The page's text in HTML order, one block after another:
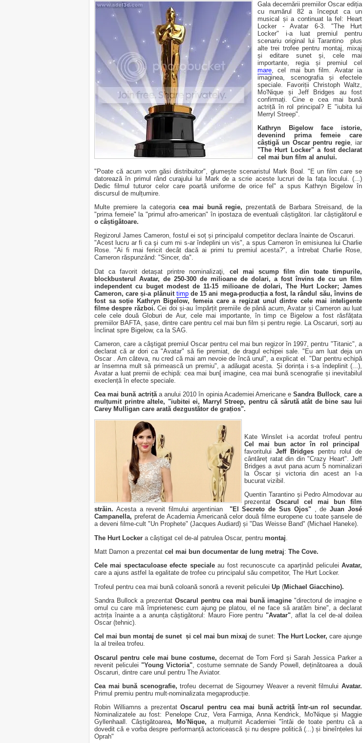
Gala decernării premiilor Oscar ediția
cu numărul 82 a început ca un
musical și a continuat la fel: Heart
Locker - Avatar 6-3. "The Hurt
Locker" i-a luat premiul pentru
scenariu original lui Tarantino plus
alte trei trofee pentru montaj, mixaj
și editare sunet și, cele mai
importante, regia și premiul cel
mare, cel mai bun film. Avatar ia
imaginea, scenografia și efectele
speciale. Favoriții Christoph Waltz,
Mo'Nique și Jeff Bridges au fost
confirmați. Cine e cea mai bună
actriță în rol principal? E "iubita lui
Merryl Streep".
Kathryn Bigelow face istorie,
devenind prima femeie care
câștigă un Oscar pentru regie, iar
"The Hurt Locker" a fost declarat
cel mai bun film al anului.
"Poate că acum vom găsi distribuitor", glumește scenaristul Mark Boal. "E un film care se
datorează în primul rând curajului lui Mark de a scrie aceste lucruri de la fața locului. (...)
Dedic filmul tuturor celor care poartă uniforme de orice fel" a spus Kathryn Bigelow în
discursul de mulțumire.
Multe premiere la categoria cea mai bună regie, prezentată de Barbara Streisand, de la
"prima femeie" la "primul afro-american" în ipostaza de eventuali câștigători. Iar câștigătorul e
o câștigătoare.
Regizorul James Cameron, fostul ei soț și principalul competitor declara înainte de Oscaruri.
"Acest lucru ar fi ca şi cum mi s-ar îndeplini un vis", a spus Cameron în emisiunea lui Charlie
Rose. "Ai fi mai fericit decât dacă ai primi tu premiul acesta?", a întrebat Charlie Rose,
Cameron răspunzând: "Sincer, da".
Dat ca favorit detașat printre nominalizaţi,
cel mai scump film din toate timpurile,
blockbusterul Avatar, de 250-300 de milioane de dolari, a fost învins de cu un film
independent cu buget modest de 11-15 milioane de dolari, The Hurt Locker; James
Cameron,care și-a plănuit timpde 15 ani mega-producțiaa fost, la rândul său, învins de
fost sa soție Kathryn Bigelow, femeia care a regizat unul dintre cele mai inteligente
filme despre război. Cei doi și-au împărțit premiile de până acum, Avatar și Cameron au luat
cele cele două Globuri de Aur, cele mai importante, în timp ce Bigelow a fost răsfățata
premiilor BAFTA, șase, dintre care pentru cel mai bun film și pentru regie. La Oscaruri, sorți au
înclinat spre Bigelow, ca la SAG.
Cameron, care a câştigat premiul Oscar pentru cel mai bun regizor în 1997, pentru "Titanic", a
declarat că ar dori ca "Avatar" să fie premiat, de dragul echipei sale. "Eu am luat deja un
Oscar . Am câteva, nu cred că mai am nevoie de încă unul", a explicat el. "Dar pentru echipă
ar însemna mult să primească un premiu", a adăugat acesta. Și dorința i s-a îndeplinit (...),
Avatar a luat premii de echipă: cea mai bun[ imagine, cea mai bună scenografie și inevitabilul
execlență în efecte speciale.
Cea mai bună actriță a anului 2010 în opinia Academiei Americane eSandra Bullock, care a
mulțumit printre altele, "iubitei ei, Marryl Streep, pentru că sărută atât de bine sau lui
Carey Mulligan care arată dezgustător de grațios".
Kate Winslet i-a acordat trofeul pentru
Cel mai bun actor în rol principal
favorituluiJeff Bridges pentru rolul de
cântăreț ratat din din "Crazy Heart". Jeff
Bridges a avut pana acum 5 nominalizari
la Oscar și victoria din acest an l-a
bucurat vizibil.
Quentin Tarantino și Pedro Almodovar au
prezentat Oscarul cel mai bun film
străin. Acesta a revenit filmului argentinian "El Secreto de Sus Ojos" , deJuan José
Campanella, preferat de Academia Americană celor două filme europene cu toate șansele de
a deveni filme-cult "Un Prophete" (Jacques Audiard) și "Das Weisse Band" (Michael Haneke).
The Hurt Locker a câștigat cel de-al patrulea Oscar, pentru montaj
Matt Damon a prezentat cel mai bun documentar de lung metraj: The Cove.
Cele mai spectaculoase efecte specialeau fost recunoscute ca aparținâd peliculei Avatar,
care a ajuns astfel la egalitate de trofee cu principalul său competitor, The Hurt Locker.
Trofeul pentru cea mai bună coloană sonoră a revenit peliculei Up (Michael Giacchino).
Sandra Bullock a prezentatOscarul pentru cea mai bună imagine "directorul de imagine e
omul cu care mă împrietenesc cum ajung pe platou, el ne face să aratăm bine", a declarat
actrița înainte a a anunța câștigătorul: Mauro Fiore pentru "Avatar", aflat la cel de-al doilea
Oscar (tehnic).
Cel mai bun montaj de sunet și cel mai bun mixaj de sunet: The Hurt Locker, care ajunge
la al treilea trofeu.
Oscarul pentru cele mai bune costume, decernat de Tom Ford și Sarah Jessica Parker a
revenit peliculei "Young Victoria", costume semnate de Sandy Powell, deținătoarea a două
Oscaruri, dintre care unul pentru The Aviator.
Cea mai bună scenografie, trofeu decernat de Sigourney Weaver a revenit filmului Avatar.
Primul premiu pentru mult-nominalizata megaproducție.
Robin Williamns a prezentatOscarul pentru cea mai bună actriță într-un rol secundar.
Nominalizatele au fost: Penelope Cruz, Vera Farmiga, Anna Kendrick, Mo'Nique și Maggie
Gyllenhaall. Câștigătoarea, Mo'Nique, a mulțumit Academiei "întâi de toate pentru că a
dovedit că e vorba despre performanță actoricească și nu despre politică (...) și bineînțeles lui
Oprah"